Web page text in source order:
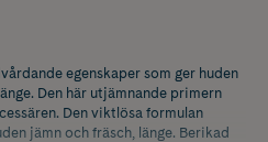
egenskaper som ger huden
Den här utjämnande primern
Den viktlösa formulan
jämn och fräsch, länge. Berikad